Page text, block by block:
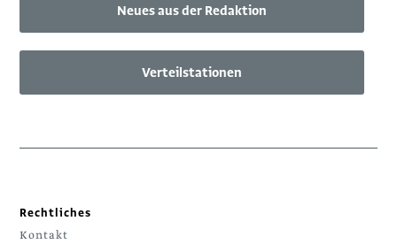
Neues aus der Redaktion
Verteilstationen
Rechtliches
Kontakt